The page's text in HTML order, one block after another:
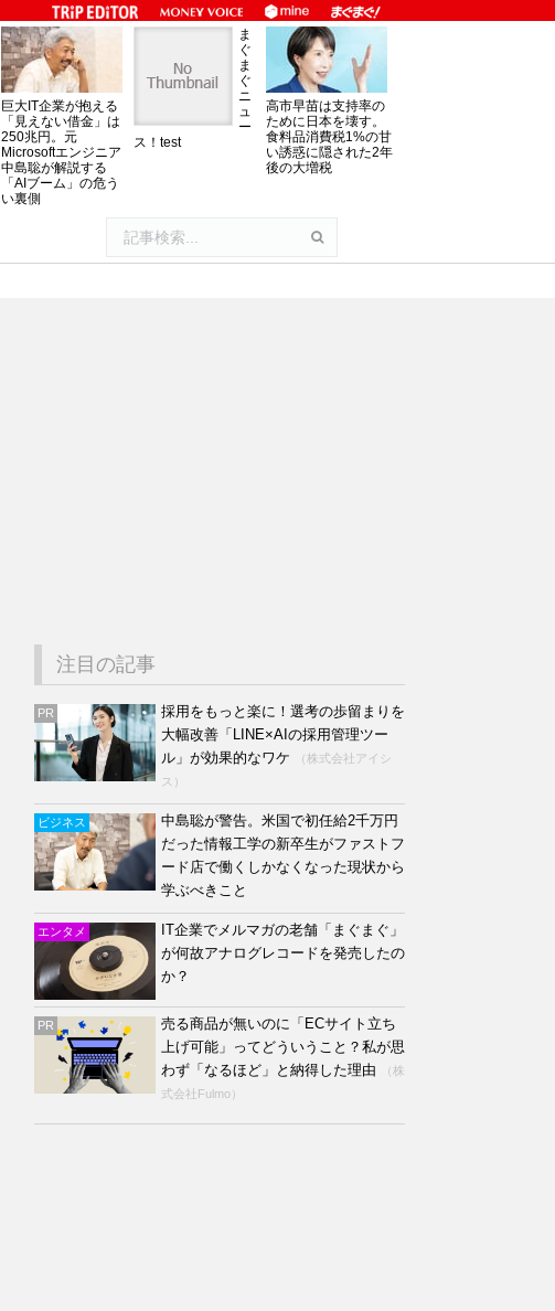
巨大IT企業が抱える
「見えない借金」は
250兆円。元
Microsoftエンジニア
中島聡が解説する
「AIブーム」の危う
い裏側
ま
ぐ
ま
ぐ
ニ
ュ
ー
ス！test
高市早苗は支持率の
ために日本を壊す。
食料品消費税1%の甘
い誘惑に隠された2年
後の大増税
注目の記事
PR
採用をもっと楽に！選考の歩留まりを
大幅改善「LINE×AIの採用管理ツー
ル」が効果的なワケ
（株式会社アイシ
ス）
ビジネス
中島聡が警告。米国で初任給2千万円
だった情報工学の新卒生がファストフ
ード店で働くしかなくなった現状から
学ぶべきこと
エンタメ
IT企業でメルマガの老舗「まぐまぐ」
が何故アナログレコードを発売したの
か？
PR
売る商品が無いのに「ECサイト立ち
上げ可能」ってどういうこと？私が思
わず「なるほど」と納得した理由
（株
式会社Fulmo）